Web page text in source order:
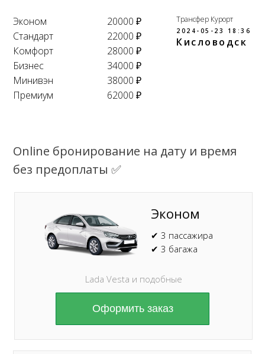
Эконом
20000 ₽
Стандарт
22000 ₽
Комфорт
28000 ₽
Бизнес
34000 ₽
Минивэн
38000 ₽
Премиум
62000 ₽
Трансфер Курорт
2024-05-23 18:36
Кисловодск
Online бронирование на дату и время
без предоплаты ✅
Оформить заказ
Эконом
Lada Vesta и подобные
✔ 3 пассажира
✔ 3 багажа